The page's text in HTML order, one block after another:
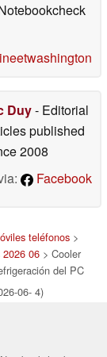
Duy- Editorial
published
2008
Facebook
teléfonos >
06> Cooler
del PC
06- 4)